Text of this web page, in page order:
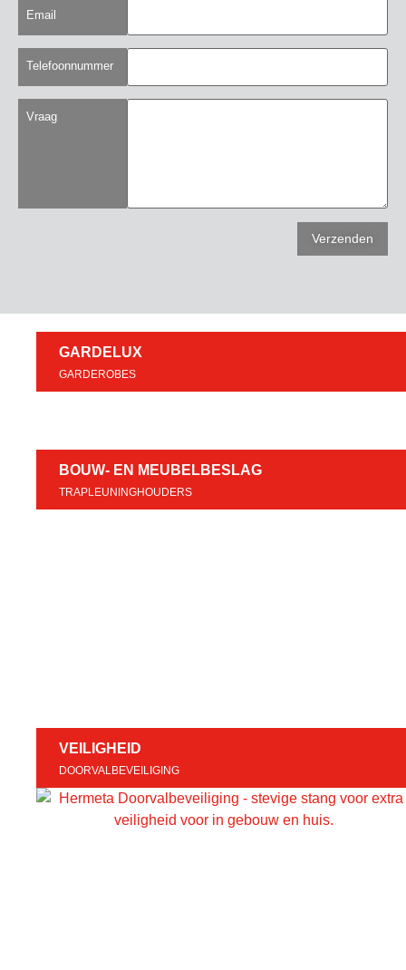
Email
Telefoonnummer
Vraag
GARDELUX
GARDEROBES
BOUW- EN MEUBELBESLAG
TRAPLEUNINGHOUDERS
VEILIGHEID
DOORVALBEVEILIGING